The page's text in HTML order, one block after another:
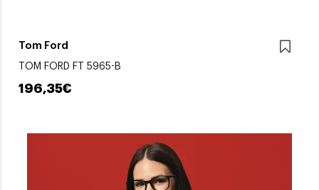
Tom Ford
TOM FORD FT 5965-B
196,35€